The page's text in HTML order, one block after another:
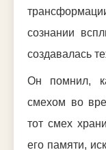
сознании
создавалась
Он помнил,
смехом во
тот смех
его памяти,